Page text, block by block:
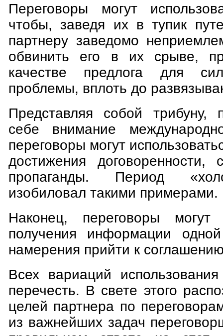
Переговоры могут
чтобы, заведя их в тупик
партнеру заведомо
обвинить его в их срыве,
качестве предлога для
проблемы, вплоть до
Представляя собой трибуну,
себе внимание
переговоры могут
достижения договоренности,
пропаганды. Период
изобиловал такими примерами.
Наконец, переговоры
получения информации
намерения прийти к
Всех вариаций
перечесть. В свете этого
целей партнера по
из важнейших задач